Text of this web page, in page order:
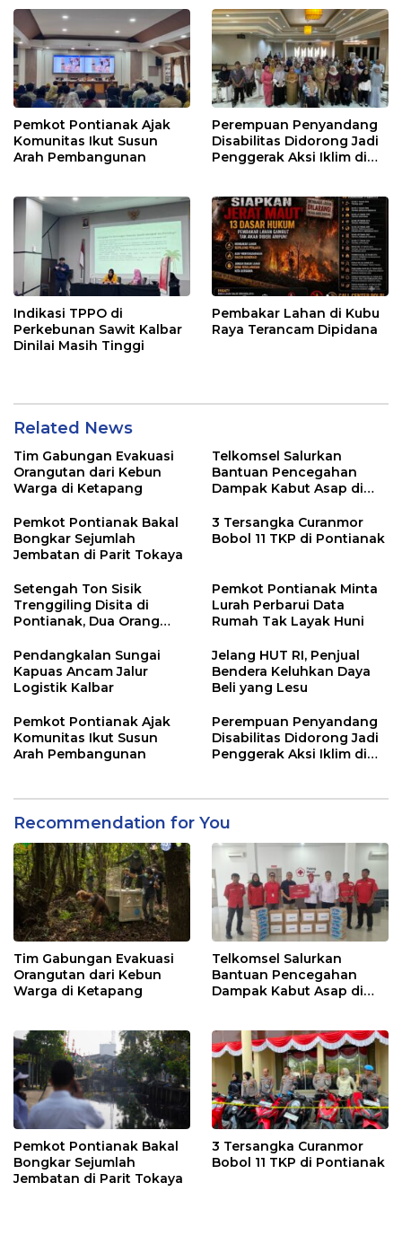
Pemkot Pontianak Ajak
Komunitas Ikut Susun
Arah Pembangunan
Perempuan Penyandang
Disabilitas Didorong Jadi
Penggerak Aksi Iklim di
Indikasi TPPO di
Perkebunan Sawit Kalbar
Dinilai Masih Tinggi
Pembakar Lahan di Kubu
Raya Terancam Dipidana
Related News
Tim Gabungan Evakuasi
Orangutan dari Kebun
Warga di Ketapang
Telkomsel Salurkan
Bantuan Pencegahan
Dampak Kabut Asap di
Pemkot Pontianak Bakal
Bongkar Sejumlah
Jembatan di Parit Tokaya
3 Tersangka Curanmor
Bobol 11 TKP di Pontianak
Setengah Ton Sisik
Trenggiling Disita di
Pontianak, Dua Orang
Pemkot Pontianak Minta
Lurah Perbarui Data
Rumah Tak Layak Huni
Pendangkalan Sungai
Kapuas Ancam Jalur
Logistik Kalbar
Jelang HUT RI, Penjual
Bendera Keluhkan Daya
Beli yang Lesu
Pemkot Pontianak Ajak
Komunitas Ikut Susun
Arah Pembangunan
Perempuan Penyandang
Disabilitas Didorong Jadi
Penggerak Aksi Iklim di
Recommendation for You
Tim Gabungan Evakuasi
Orangutan dari Kebun
Warga di Ketapang
Telkomsel Salurkan
Bantuan Pencegahan
Dampak Kabut Asap di
Pemkot Pontianak Bakal
Bongkar Sejumlah
Jembatan di Parit Tokaya
3 Tersangka Curanmor
Bobol 11 TKP di Pontianak